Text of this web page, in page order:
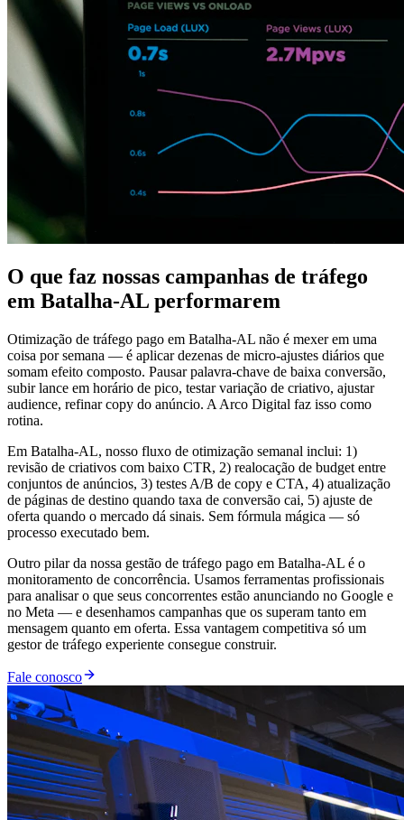
O que faz nossas campanhas de tráfego
em Batalha-AL performarem
Otimização de tráfego pago em Batalha-AL não é mexer em uma
coisa por semana — é aplicar dezenas de micro-ajustes diários que
somam efeito composto. Pausar palavra-chave de baixa conversão,
subir lance em horário de pico, testar variação de criativo, ajustar
audience, refinar copy do anúncio. A Arco Digital faz isso como
rotina.
Em Batalha-AL, nosso fluxo de otimização semanal inclui: 1)
revisão de criativos com baixo CTR, 2) realocação de budget entre
conjuntos de anúncios, 3) testes A/B de copy e CTA, 4) atualização
de páginas de destino quando taxa de conversão cai, 5) ajuste de
oferta quando o mercado dá sinais. Sem fórmula mágica — só
processo executado bem.
Outro pilar da nossa gestão de tráfego pago em Batalha-AL é o
monitoramento de concorrência. Usamos ferramentas profissionais
para analisar o que seus concorrentes estão anunciando no Google e
no Meta — e desenhamos campanhas que os superam tanto em
mensagem quanto em oferta. Essa vantagem competitiva só um
gestor de tráfego experiente consegue construir.
Fale conosco